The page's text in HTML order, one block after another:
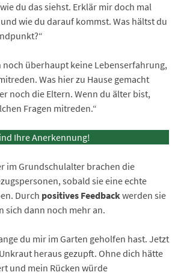
du das siehst. Erklär mir doch mal
wie du darauf kommst. Was hältst du
noch überhaupt keine Lebenserfahrung,
Was hier zu Hause gemacht
noch die Eltern. Wenn du älter bist,
Fragen mitreden.“
Ihre Anerkennung!
im Grundschulalter brachen die
sobald sie eine echte
Durch positives Feedbackwerden sie
sich dann noch mehr an.
du mir im Garten geholfen hast. Jetzt
heraus gezupft. Ohne dich hätte
und mein Rücken würde